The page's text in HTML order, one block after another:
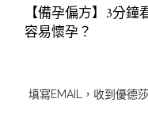
【備孕偏方】3分
容易懷孕？
填寫EMAIL，收到優德